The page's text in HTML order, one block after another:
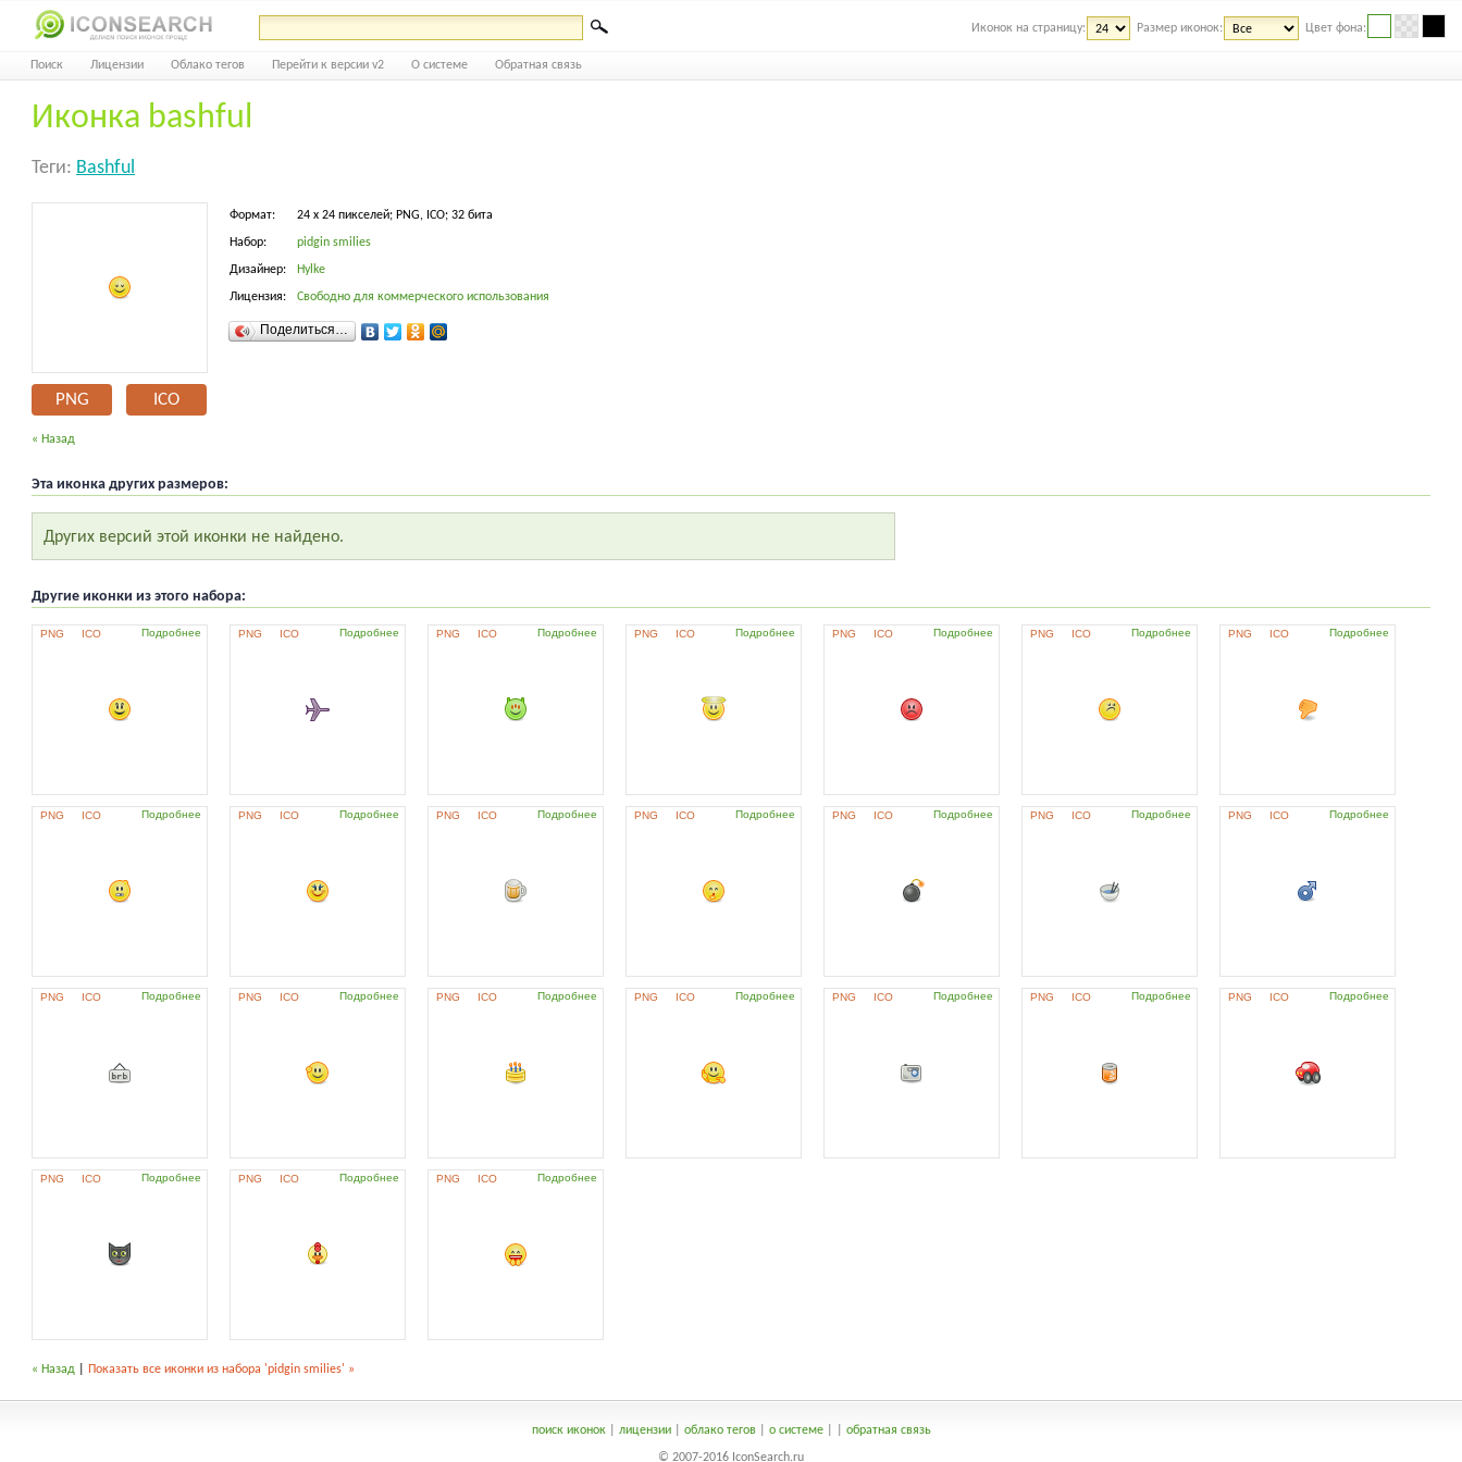
Иконок на страницу: Размер иконок: Цвет фона:
Поиск Лицензии Облако тегов Перейти к версии v2 О системе Обратная связь
Иконка bashful
Теги: Bashful
PNG ICO
Формат: 24 x 24 пикселей; PNG, ICO; 32 бита
Набор: pidgin smilies
Дизайнер: Hylke
Лицензия: Свободно для коммерческого использования
Поделиться…
« Назад
Эта иконка других размеров:
Других версий этой иконки не найдено.
Другие иконки из этого набора:
PNG ICO Подробнее PNG ICO Подробнее PNG ICO Подробнее PNG ICO Подробнее PNG ICO Подробнее PNG ICO Подробнее PNG ICO Подробнее
PNG ICO Подробнее PNG ICO Подробнее PNG ICO Подробнее PNG ICO Подробнее PNG ICO Подробнее PNG ICO Подробнее PNG ICO Подробнее
PNG ICO Подробнее PNG ICO Подробнее PNG ICO Подробнее PNG ICO Подробнее PNG ICO Подробнее PNG ICO Подробнее PNG ICO Подробнее
PNG ICO Подробнее PNG ICO Подробнее PNG ICO Подробнее
« Назад Показать все иконки из набора 'pidgin smilies' »
поиск иконок| лицензии| облако тегов| о системе| обратная связь
© 2007-2016 IconSearch.ru